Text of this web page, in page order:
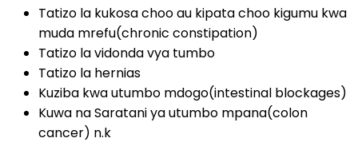
Tatizo la kukosa choo au kipata choo kigumu kwa
muda mrefu(chronic constipation)
Tatizo la vidonda vya tumbo
Tatizo la hernias
Kuziba kwa utumbo mdogo(intestinal blockages)
Kuwa na Saratani ya utumbo mpana(colon
cancer) n.k